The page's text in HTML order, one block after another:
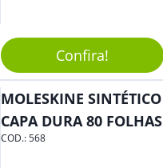
Reuniões Corporativas Ou Até
Mesmo Para Presentear
Colaboradores.
Confira!
MOLESKINE SINTÉTICO
CAPA DURA 80 FOLHAS
COD.:568